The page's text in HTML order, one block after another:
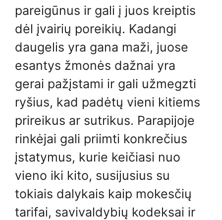
pareigūnus ir gali į juos kreiptis
dėl įvairių poreikių. Kadangi
daugelis yra gana maži, juose
esantys žmonės dažnai yra
gerai pažįstami ir gali užmegzti
ryšius, kad padėtų vieni kitiems
prireikus ar sutrikus. Parapijoje
rinkėjai gali priimti konkrečius
įstatymus, kurie keičiasi nuo
vieno iki kito, susijusius su
tokiais dalykais kaip mokesčių
tarifai, savivaldybių kodeksai ir